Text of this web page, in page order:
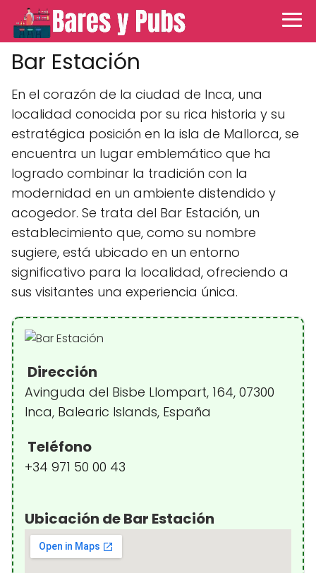
Bar Estación
En el corazón de la ciudad de Inca, una
localidad conocida por su rica historia y su
estratégica posición en la isla de Mallorca, se
encuentra un lugar emblemático que ha
logrado combinar la tradición con la
modernidad en un ambiente distendido y
acogedor. Se trata del Bar Estación, un
establecimiento que, como su nombre
sugiere, está ubicado en un entorno
significativo para la localidad, ofreciendo a
sus visitantes una experiencia única.
Dirección
Avinguda del Bisbe Llompart, 164, 07300
Inca, Balearic Islands, España
Teléfono
+34 971 50 00 43
Ubicación de Bar Estación